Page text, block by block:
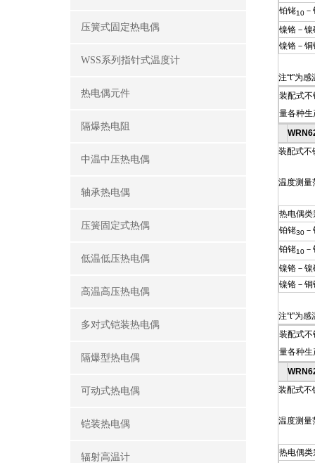
压簧式固定热电偶
WSS系列指针式温度计
热电偶元件
隔爆热电阻
中温中压热电偶
轴承热电偶
压簧固定式热偶
低温低压热电偶
高温高压热电偶
多对式铠装热电偶
隔爆型热电偶
可动式热电偶
铠装热电偶
辐射高温计
铂铑10
镍铬－镍
镍铬－铜
注“t"为
装配式
量各种
装配式不
温度测量
热电偶类
铂铑30
铂铑10
镍铬－镍
镍铬－铜
注“t"为
装配式
量各种
装配式不
温度测量
热电偶类